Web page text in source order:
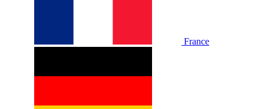
France